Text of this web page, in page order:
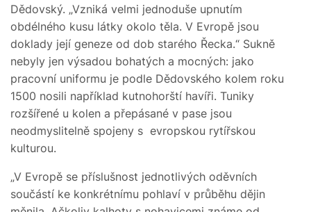
Dědovský. „Vzniká velmi jednoduše upnutím
obdélného kusu látky okolo těla. V Evropě jsou
doklady její geneze od dob starého Řecka.“ Sukně
nebyly jen výsadou bohatých a mocných: jako
pracovní uniformu je podle Dědovského kolem roku
1500 nosili například kutnohorští havíři. Tuniky
rozšířené u kolen a přepásané v pase jsou
neodmyslitelně spojeny s evropskou rytířskou
kulturou.
„V Evropě se příslušnost jednotlivých oděvních
součástí ke konkrétnímu pohlaví v průběhu dějin